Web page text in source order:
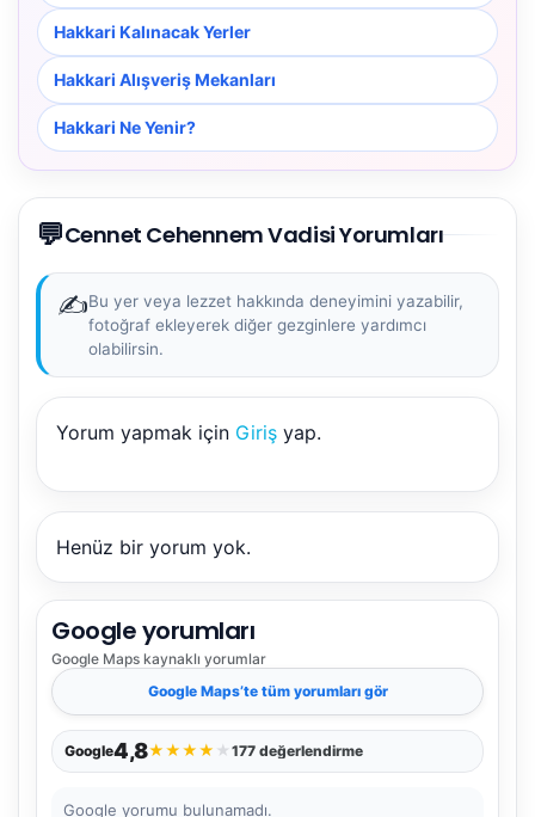
Hakkari Kalınacak Yerler
Hakkari Alışveriş Mekanları
Hakkari Ne Yenir?
💬Cennet Cehennem Vadisi Yorumları
✍️Bu yer veya lezzet hakkında deneyimini yazabilir,
fotoğraf ekleyerek diğer gezginlere yardımcı
olabilirsin.
Yorum yapmak için Giriş yap.
Henüz bir yorum yok.
Google yorumları
Google Maps kaynaklı yorumlar
Google Maps’te tüm yorumları gör
Google4,8★★★★ ★ 177 değerlendirme
Google yorumu bulunamadı.
NBY Akıllı Asistan
AI kullanmadan, sitedeki gerçek yerlerle akıllı rota
önerir.
Şehir / ilçe
🧭 Rehber ⭐ Popüler